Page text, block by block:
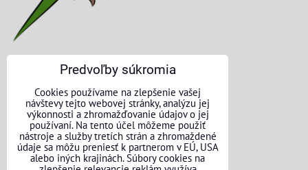
KONTAKTNÉ ÚDAJE
O nás
Kontakt
Požičovňa náradia
Predvoľby súkromia
Cookies používame na zlepšenie vašej
návštevy tejto webovej stránky, analýzu jej
výkonnosti a zhromažďovanie údajov o jej
používaní. Na tento účel môžeme použiť
nástroje a služby tretích strán a zhromaždené
údaje sa môžu preniesť k partnerom v EÚ, USA
alebo iných krajinách. Súbory cookies na